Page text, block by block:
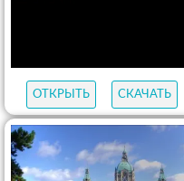
ОТКРЫТЬ СКАЧАТЬ